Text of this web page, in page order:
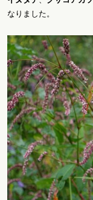
なりました。